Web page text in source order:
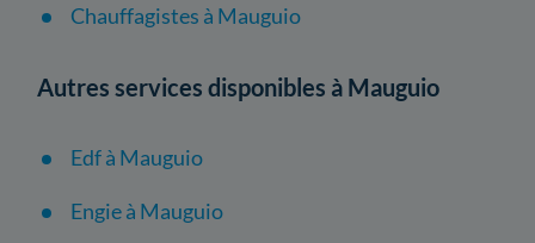
Chauffagistes à Mauguio
Autres services disponibles à Mauguio
Edf à Mauguio
Engie à Mauguio